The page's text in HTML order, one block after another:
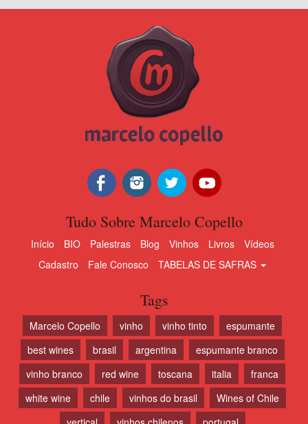
Tudo Sobre Marcelo Copello
Início BIO Palestras Blog Vinhos Livros
Vídeos
Cadastro
Fale Conosco TABELAS DE SAFRAS
Tags
Marcelo Copello vinho vinho tinto
espumante
best wines
brasil argentina
espumante branco
vinho branco
red wine toscana italia
franca
white wine
chile vinhos do brasil
Wines of Chile